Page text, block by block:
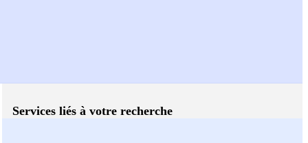
Services liés à votre recherche